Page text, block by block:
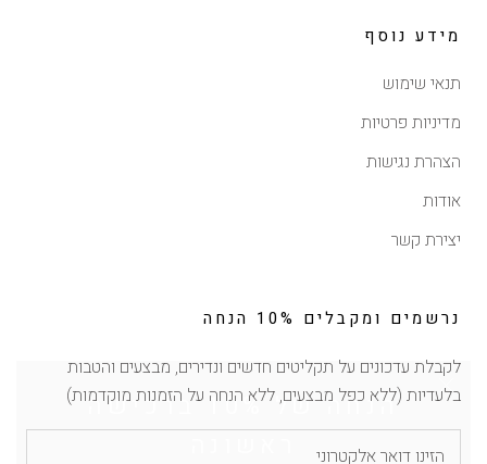
הנחה של 10% ברכישה
ראשונה
מידע נוסף
תנאי שימוש
מדיניות פרטיות
הצהרת נגישות
אודות
יצירת קשר
נרשמים ומקבלים 10% הנחה
לקבלת עדכונים על תקליטים חדשים ונדירים, מבצעים והטבות
בלעדיות (ללא כפל מבצעים, ללא הנחה על הזמנות מוקדמות)